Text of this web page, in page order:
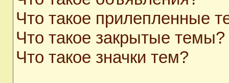
Что такое прилепленные
Что такое закрытые темы?
Что такое значки тем?